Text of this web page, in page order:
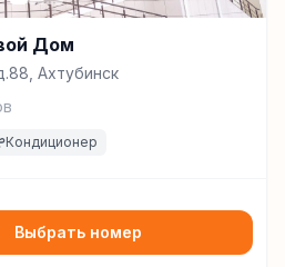
Дом
Ахтубинск
Кондиционер
Выбрать номер